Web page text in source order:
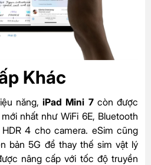
Khác
năng,iPad Mini 7còn được
mới nhất nhưWiFi 6E, Bluetooth
4 cho camera. eSim cũng
bản 5G để thay thế sim vật lý
nâng cấp với tốc độ truyền